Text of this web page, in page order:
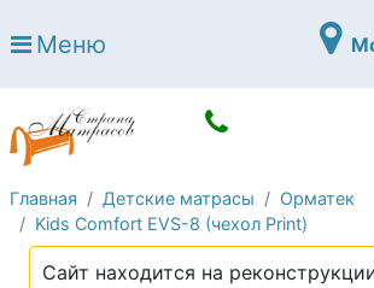
Страна матрасов
Open submenu (Матрасы)
Open submenu (Кровати)
Кровати
Open submenu (Аксессуары)
Open submenu (Диваны)
Диваны
Open submenu (Постельное
Постельное белье
Меню
Главная Детские матрасы
Орматек
Kids Comfort EVS-8 (чехол Print)
Сайт находится на